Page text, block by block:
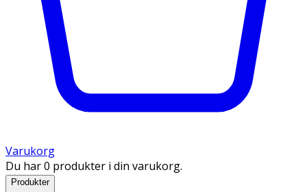
Varukorg
Du har 0 produkter i din varukorg.
Produkter